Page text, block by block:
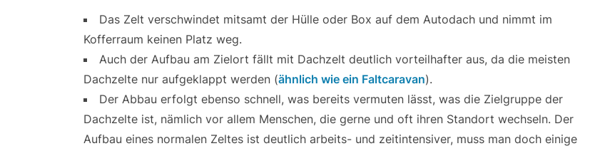
Das Zelt verschwindet mitsamt der Hülle oder Box auf dem Autodach und nimmt im
Kofferraum keinen Platz weg.
Auch der Aufbau am Zielort fällt mit Dachzelt deutlich vorteilhafter aus, da die meisten
Dachzelte nur aufgeklappt werden (ähnlich wie ein Faltcaravan).
Der Abbau erfolgt ebenso schnell, was bereits vermuten lässt, was die Zielgruppe der
Dachzelte ist, nämlich vor allem Menschen, die gerne und oft ihren Standort wechseln. Der
Aufbau eines normalen Zeltes ist deutlich arbeits- und zeitintensiver, muss man doch einige